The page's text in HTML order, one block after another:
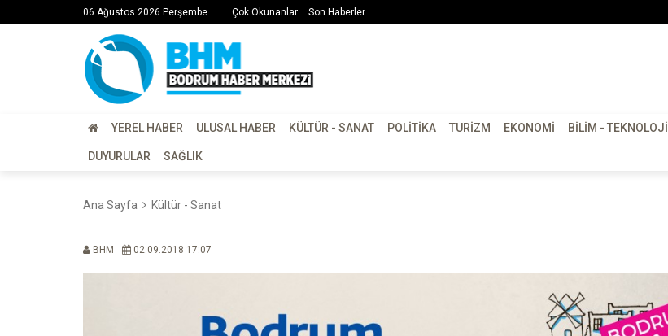
06 Ağustos 2026 Perşembe Çok Okunanlar Son Haberler
YEREL HABER ULUSAL HABER KÜLTÜR - SANAT POLITIKA TURIZM EKONOMI BILIM - TEKNOLOJI
DUYURULAR SAĞLIK
Ana Sayfa Kültür - Sanat
BHM 02.09.2018 17:07